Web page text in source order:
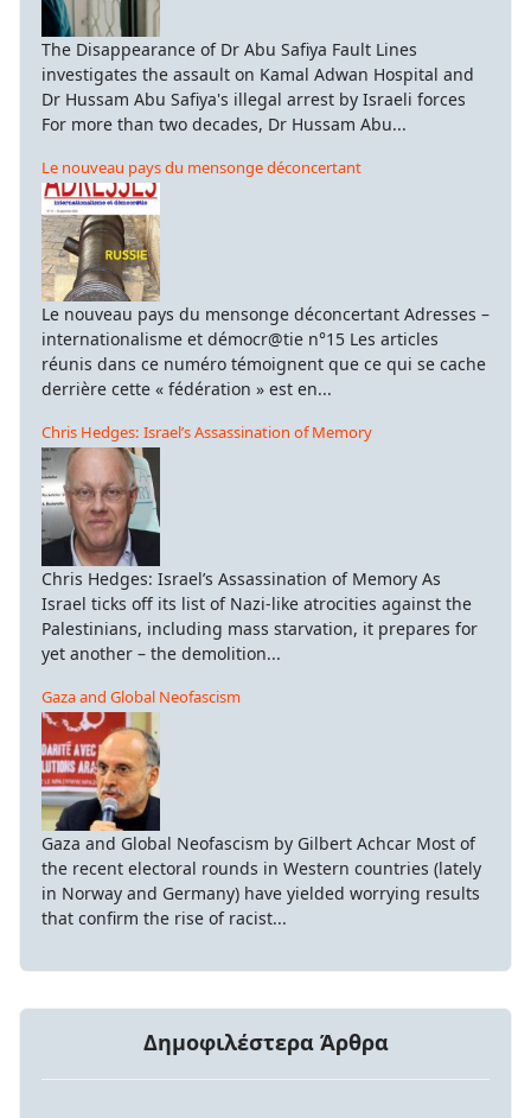
The Disappearance of Dr Abu Safiya Fault Lines
investigates the assault on Kamal Adwan Hospital and
Dr Hussam Abu Safiya's illegal arrest by Israeli forces
For more than two decades, Dr Hussam Abu...
Le nouveau pays du mensonge déconcertant
Le nouveau pays du mensonge déconcertant Adresses –
internationalisme et démocr@tie n°15 Les articles
réunis dans ce numéro témoignent que ce qui se cache
derrière cette « fédération » est en...
Chris Hedges: Israel’s Assassination of Memory
Chris Hedges: Israel’s Assassination of Memory As
Israel ticks off its list of Nazi-like atrocities against the
Palestinians, including mass starvation, it prepares for
yet another – the demolition...
Gaza and Global Neofascism
Gaza and Global Neofascism by Gilbert Achcar Most of
the recent electoral rounds in Western countries (lately
in Norway and Germany) have yielded worrying results
that confirm the rise of racist...
Δημοφιλέστερα Άρθρα